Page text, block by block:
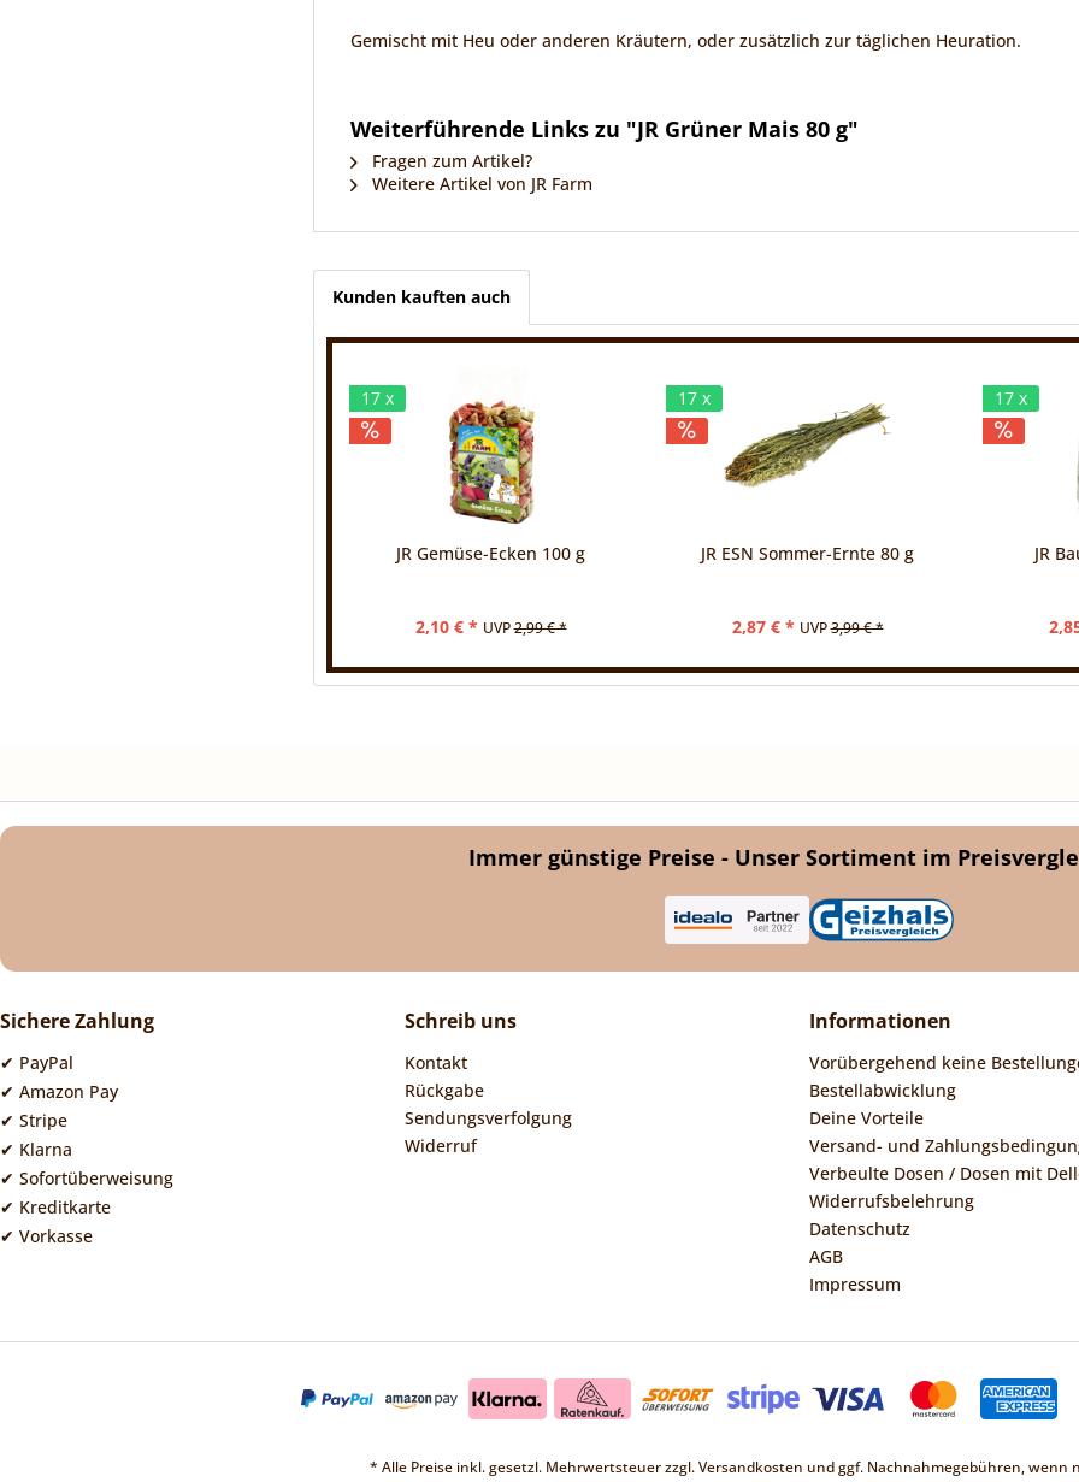
Gemischt mit Heu oder anderen Kräutern, oder zusätzlich zur täglichen Heuration.
Weiterführende Links zu "JR Grüner Mais 80 g"
Fragen zum Artikel?
Weitere Artikel von JR Farm
Kunden kauften auch
17 x
JR Gemüse-Ecken 100 g
2,10 € * UVP2,99 € *
17 x
JR ESN Sommer-Ernte 80 g
2,87 € * UVP3,99 € *
17 x
JR
Immer günstige Preise - Unser Sortiment im
Sichere Zahlung
✔ PayPal
✔ Amazon Pay
✔ Stripe
✔ Klarna
✔ Sofortüberweisung
✔ Kreditkarte
✔ Vorkasse
Schreib uns
Kontakt
Rückgabe
Sendungsverfolgung
Widerruf
Informationen
Vorübergehend keine
Bestellabwicklung
Deine Vorteile
Versand- und
Verbeulte Dosen / Dosen mit
Widerrufsbelehrung
Datenschutz
AGB
Impressum
* Alle Preise inkl. gesetzl. Mehrwertsteuer zzgl.Versandkosten und ggf. Nachnahmegebühren, wenn